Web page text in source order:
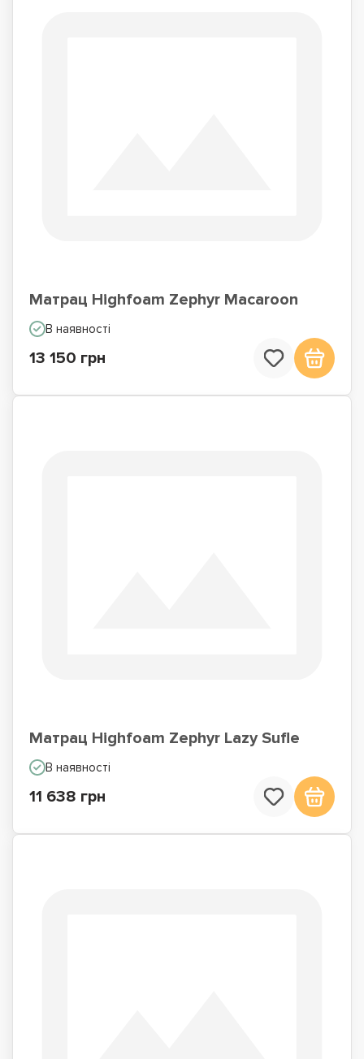
Матрац Highfoam Zephyr Macaroon
В наявності
13 150 грн
Матрац Highfoam Zephyr Lazy Sufle
В наявності
11 638 грн